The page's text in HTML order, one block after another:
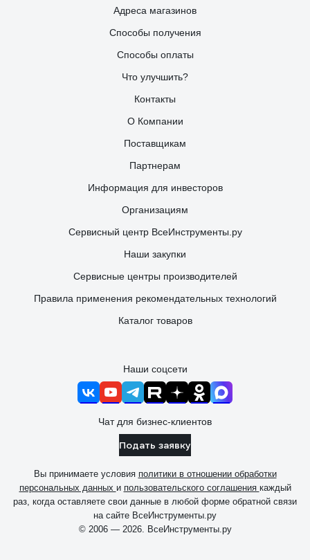
Адреса магазинов
Способы получения
Способы оплаты
Что улучшить?
Контакты
О Компании
Поставщикам
Партнерам
Информация для инвесторов
Организациям
Сервисный центр ВсеИнструменты.ру
Наши закупки
Сервисные центры производителей
Правила применения рекомендательных технологий
Каталог товаров
Наши соцсети
Чат для бизнес-клиентов
Подать заявку
Вы принимаете условия политики в отношении обработки
персональных данных и пользовательского соглашения каждый
раз, когда оставляете свои данные в любой форме обратной связи
на сайте ВсеИнструменты.ру
© 2006 — 2026. ВсеИнструменты.ру